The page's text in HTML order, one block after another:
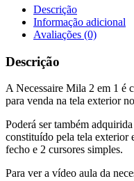
Ursinha
Menina
Descrição
Informação adicional
Avaliações (0)
Descrição
A Necessaire Mila 2 em 1 é
para venda na tela exterior
Poderá ser também
constituído pela tela exterior
fecho e 2 cursores simples.
Para ver a vídeo aula da